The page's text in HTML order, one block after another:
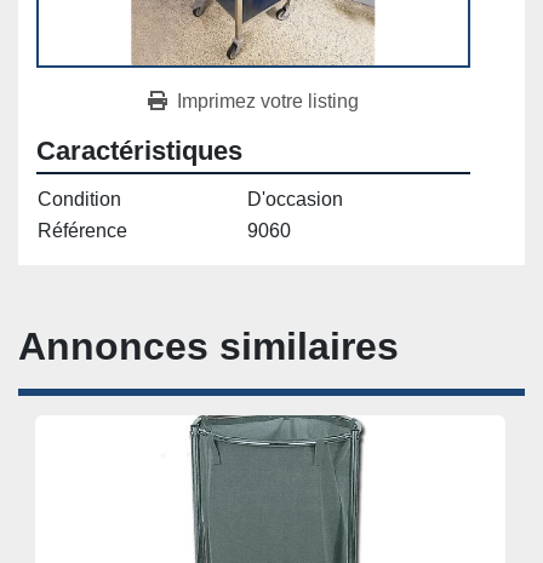
Imprimez votre listing
Caractéristiques
Condition
D'occasion
Référence
9060
Annonces similaires